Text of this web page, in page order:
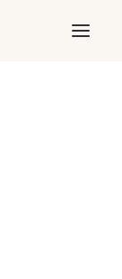
8